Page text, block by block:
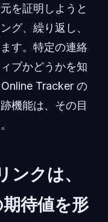
を証明しようと
グ、繰り返し、
す。特定の連絡
ブかどうかを知
Tracker の
機能は、その目
クは、
待値を形